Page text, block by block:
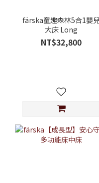
färska童趣森林5合1嬰
大床 Long
NT$32,800